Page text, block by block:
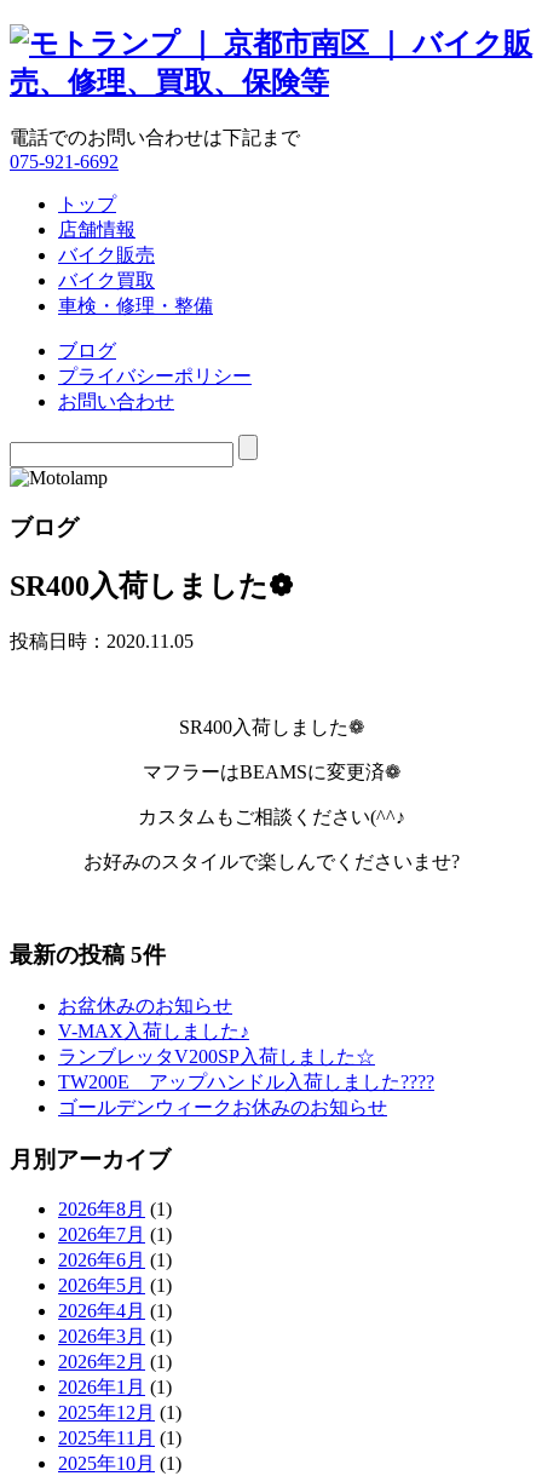
電話でのお問い合わせは下記まで
075-921-6692
トップ
店舗情報
バイク販売
バイク買取
車検・修理・整備
ブログ
プライバシーポリシー
お問い合わせ
ブログ
SR400入荷しました❁
投稿日時：2020.11.05
SR400入荷しました❁
マフラーはBEAMSに変更済❁
カスタムもご相談ください(^^♪
お好みのスタイルで楽しんでくださいませ?
最新の投稿 5件
お盆休みのお知らせ
V-MAX入荷しました♪
ランブレッタV200SP入荷しました☆
TW200E アップハンドル入荷しました????
ゴールデンウィークお休みのお知らせ
月別アーカイブ
2026年8月 (1)
2026年7月 (1)
2026年6月 (1)
2026年5月 (1)
2026年4月 (1)
2026年3月 (1)
2026年2月 (1)
2026年1月 (1)
2025年12月 (1)
2025年11月 (1)
2025年10月 (1)